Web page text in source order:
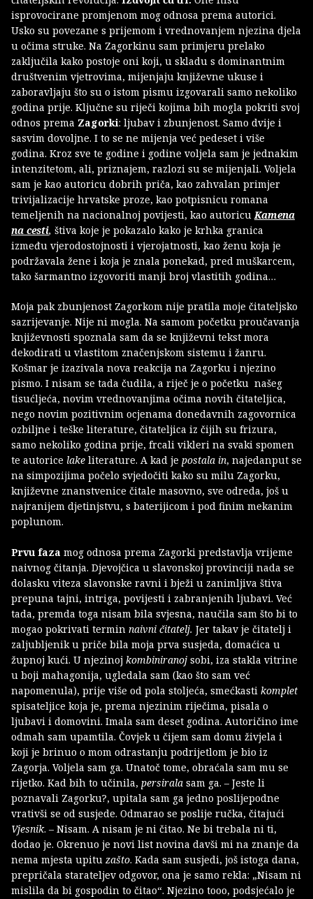
isprovocirane promjenom mog odnosa prema autorici.
Usko su povezane s prijemom i vrednovanjem njezina djela
u očima struke. Na Zagorkinu sam primjeru prelako
zaključila kako postoje oni koji, u skladu s dominantnim
društvenim vjetrovima, mijenjaju književne ukuse i
zaboravljaju što su o istom pismu izgovarali samo nekoliko
godina prije. Ključne su riječi kojima bih mogla pokriti svoj
odnos prema Zagorki: ljubav i zbunjenost. Samo dvije i
sasvim dovoljne. I to se ne mijenja već pedeset i više
godina. Kroz sve te godine i godine voljela sam je jednakim
intenzitetom, ali, priznajem, razlozi su se mijenjali. Voljela
sam je kao autoricu dobrih priča, kao zahvalan primjer
trivijalizacije hrvatske proze, kao potpisnicu romana
temeljenih na nacionalnoj povijesti, kao autoricuKamena
na cesti, štiva koje je pokazalo kako je krhka granica
između vjerodostojnosti i vjerojatnosti, kao ženu koja je
podržavala žene i koja je znala ponekad, pred muškarcem,
tako šarmantno izgovoriti manji broj vlastitih godina…
Moja pak zbunjenost Zagorkom nije pratila moje čitateljsko
sazrijevanje. Nije ni mogla. Na samom početku proučavanja
književnosti spoznala sam da se književni tekst mora
dekodirati u vlastitom značenjskom sistemu i žanru.
Košmar je izazivala nova reakcija na Zagorku i njezino
pismo. I nisam se tada čudila, a riječ je o početku našeg
tisućljeća, novim vrednovanjima očima novih čitateljica,
nego novim pozitivnim ocjenama donedavnih zagovornica
ozbiljne i teške literature, čitateljica iz čijih su frizura,
samo nekoliko godina prije, frcali vikleri na svaki spomen
te autorice lake literature. A kad je postala in, najedanput se
na simpozijima počelo svjedočiti kako su milu Zagorku,
književne znanstvenice čitale masovno, sve odreda, još u
najranijem djetinjstvu, s baterijicom i pod finim mekanim
poplunom.
Prvu faza mog odnosa prema Zagorki predstavlja vrijeme
naivnog čitanja. Djevojčica u slavonskoj provinciji nada se
dolasku viteza slavonske ravni i bježi u zanimljiva štiva
prepuna tajni, intriga, povijesti i zabranjenih ljubavi. Već
tada, premda toga nisam bila svjesna, naučila sam što bi to
mogao pokrivati termin naivni čitatelj. Jer takav je čitatelj i
zaljubljenik u priče bila moja prva susjeda, domaćica u
župnoj kući. U njezinoj kombiniranoj sobi, iza stakla vitrine
u boji mahagonija, ugledala sam (kao što sam već
napomenula), prije više od pola stoljeća, smećkasti komplet
spisateljice koja je, prema njezinim riječima, pisala o
ljubavi i domovini. Imala sam deset godina. Autoričino ime
odmah sam upamtila. Čovjek u čijem sam domu živjela i
koji je brinuo o mom odrastanju podrijetlom je bio iz
Zagorja. Voljela sam ga. Unatoč tome, obraćala sam mu se
rijetko. Kad bih to učinila, persirala sam ga. – Jeste li
poznavali Zagorku?, upitala sam ga jedno poslijepodne
vrativši se od susjede. Odmarao se poslije ručka, čitajući
Vjesnik. – Nisam. A nisam je ni čitao. Ne bi trebala ni ti,
dodao je. Okrenuo je novi list novina davši mi na znanje da
nema mjesta upitu zašto. Kada sam susjedi, još istoga dana,
prepričala starateljev odgovor, ona je samo rekla: „Nisam ni
mislila da bi gospodin to čitao“. Njezino tooo, podsjećalo je